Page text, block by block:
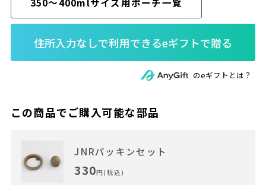
350～400mlサイズ用ポーチ一覧
のeギフトとは？
この商品でご購入可能な部品
JNRパッキンセット
330円(税込)